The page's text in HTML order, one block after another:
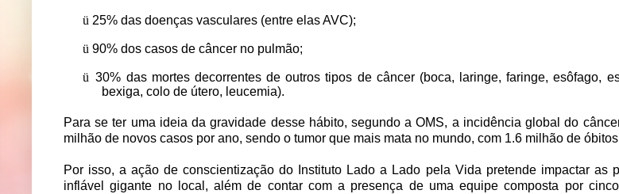
ü 25% das doenças vasculares (entre elas AVC);
ü 90% dos casos de câncer no pulmão;
ü 30% das mortes decorrentes de outros tipos de câncer (boca, laringe, faringe, esôfago,
bexiga, colo de útero, leucemia).
Para se ter uma ideia da gravidade desse hábito, segundo a OMS, a incidência global do
milhão de novos casos por ano, sendo o tumor que mais mata no mundo, com 1.6 milhão de
Por isso, a ação de conscientização do Instituto Lado a Lado pela Vida pretende impactar as
inflável gigante no local, além de contar com a presença de uma equipe composta por